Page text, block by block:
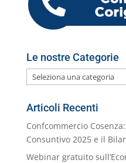
l
Le nostre Categorie
Le
nostre
Categorie
Articoli Recenti
Confcommercio
Consuntivo 2025 e il
Webinar gratuito